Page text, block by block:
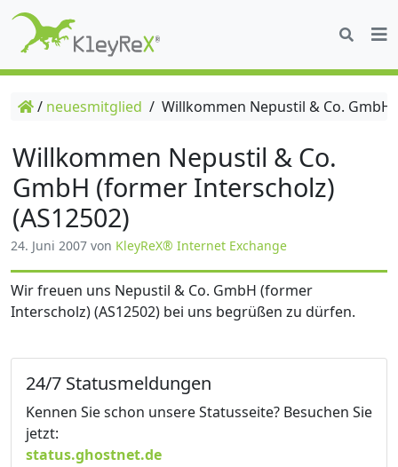
/ neuesmitglied / Willkommen Nepustil & Co.
Willkommen Nepustil & Co.
GmbH (former Interscholz)
(AS12502)
24. Juni 2007 von KleyReX® Internet Exchange
Wir freuen uns Nepustil & Co. GmbH (former
Interscholz) (AS12502) bei uns begrüßen zu dürfen.
24/7 Statusmeldungen
Kennen Sie schon unsere Statusseite? Besuchen Sie
jetzt:
status.ghostnet.de